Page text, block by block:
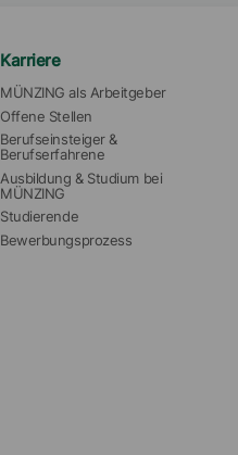
Karriere
MÜNZING als Arbeitgeber
Offene Stellen
Berufseinsteiger &
Berufserfahrene
Ausbildung & Studium bei
MÜNZING
Studierende
Bewerbungsprozess